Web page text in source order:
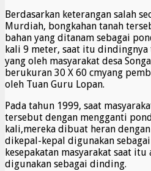
Berdasarkan keterangan salah
Murdiah, bongkahan tanah
bahan yang ditanam sebagai
kali 9 meter, saat itu
yang oleh masyarakat desa
berukuran 30 X 60 cmyang
oleh Tuan Guru Lopan.
Pada tahun 1999, saat
tersebut dengan mengganti
kali,mereka dibuat heran
dikepal-kepal digunakan
kesepakatan masyarakat saat
digunakan sebagai dinding.